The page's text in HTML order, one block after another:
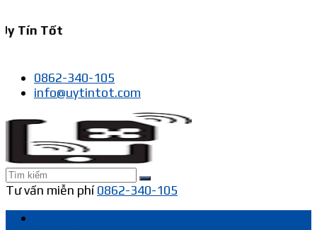
Tín Tốt
0862-340-105
info@uytintot.com
Tư vấn miễn phí 0862-340-105